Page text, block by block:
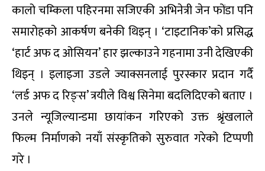
कालो चम्किला पहिरनमा सजिएकी अभिनेत्री जेन फोंडा पनि
समारोहको आकर्षण बनेकी थिइन् । ‘टाइटानिक’को प्रसिद्ध
‘हार्ट अफ द ओसियन’ हार झल्काउने गहनामा उनी देखिएकी
थिइन् । इलाइजा उडले ज्याक्सनलाई पुरस्कार प्रदान गर्दै
‘लर्ड अफ द रिङ्स’ त्रयीले विश्व सिनेमा बदलिदिएको बताए ।
उनले न्यूजिल्यान्डमा छायांकन गरिएको उक्त श्रृंखलाले
फिल्म निर्माणको नयाँ संस्कृतिको सुरुवात गरेको टिप्पणी
गरे ।